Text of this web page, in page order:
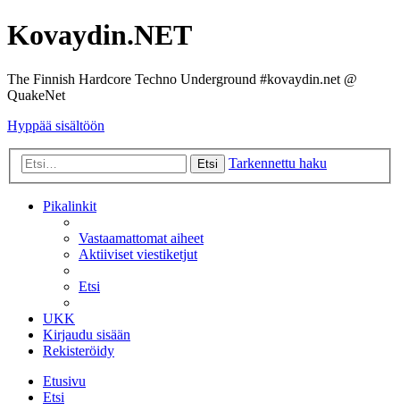
Kovaydin.NET
The Finnish Hardcore Techno Underground #kovaydin.net @
QuakeNet
Hyppää sisältöön
Etsi Tarkennettu haku
Pikalinkit
Vastaamattomat aiheet
Aktiiviset viestiketjut
Etsi
UKK
Kirjaudu sisään
Rekisteröidy
Etusivu
Etsi